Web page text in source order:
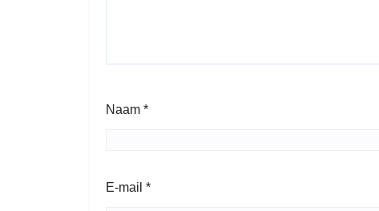
Naam *
E-mail *